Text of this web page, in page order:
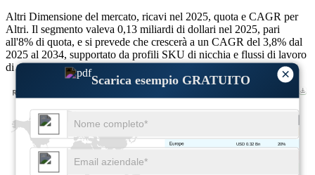
×
Scarica esempio GRATUITO
Altri Dimensione del mercato, ricavi nel 2025, quota e CAGR per
Altri. Il segmento valeva 0,13 miliardi di dollari nel 2025, pari
all'8% di quota, e si prevede che crescerà a un CAGR del 3,8% dal
2025 al 2034, supportato da profili SKU di nicchia e flussi di lavoro
di restituzione.
20%
USD 0.32 Bn